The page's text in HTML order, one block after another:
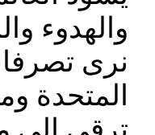
والهدوء
نرى
المتحدة